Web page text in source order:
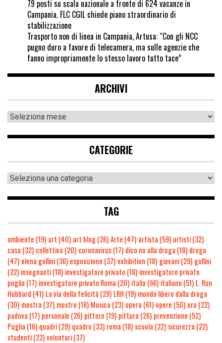
79 posti su scala nazionale a fronte di 624 vacanze in
Campania. FLC CGIL chiede piano straordinario di
stabilizzazione
Trasporto non di linea in Campania, Artusa: “Con gli NCC
pugno duro a favore di telecamera, ma sulle agenzie che
fanno impropriamente lo stesso lavoro tutto tace”
ARCHIVI
CATEGORIE
TAG
ambiente (19) art (40) art blog(26)Arte (47) artista (59) artisti(32)
casa (32) collettiva (20) coronavirus(17) dico no alla droga (18) droga
(47) elena gollini(36) esposizione (37) exhibition (18) giovani(29) gollini
(22) insegnanti(18) investigatore privato (18) investigatore privato
puglia (17) investigatore privato Roma (20) italia (66) italiano (51) L. Ron
Hubbard (41) La via della felicità (29) LRH (19) mondo libero dalla droga
(30) mostra (37) mostre (18) Musica (23) opera (61) opere (50) oro (22)
padova (17) personale (26) pittore (19) pittura (26) prevenzione (52)
Puglia (16) quadri(29) quadro (33) roma (18) scuola (22) sicurezza (22)
studenti(23)volontari(37)